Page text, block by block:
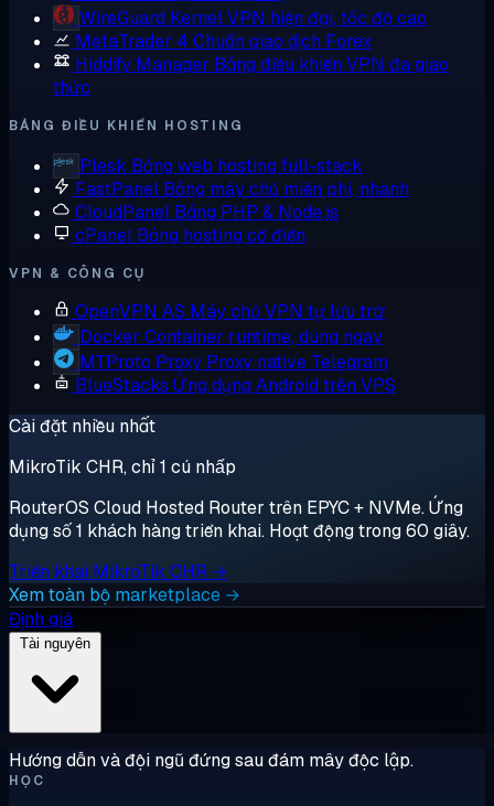
WireGuard Kernel VPN hiện đại, tốc độ cao
MetaTrader 4 Chuẩn giao dịch Forex
Hiddify Manager Bảng điều khiển VPN đa giao
thức
BẢNG ĐIỀU KHIỂN HOSTING
Plesk Bảng web hosting full-stack
FastPanel Bảng máy chủ miễn phí, nhanh
CloudPanel Bảng PHP & Node.js
cPanel Bảng hosting cổ điển
VPN & CÔNG CỤ
OpenVPN AS Máy chủ VPN tự lưu trữ
Docker Container runtime, dùng ngay
MTProto Proxy Proxy native Telegram
BlueStacks Ứng dụng Android trên VPS
Cài đặt nhiều nhất
MikroTik CHR, chỉ 1 cú nhấp
RouterOS Cloud Hosted Router trên EPYC + NVMe. Ứng
dụng số 1 khách hàng triển khai. Hoạt động trong 60 giây.
Triển khai MikroTik CHR →
Xem toàn bộ marketplace →
Định giá
Hướng dẫn và đội ngũ đứng sau đám mây độc lập.
HỌC